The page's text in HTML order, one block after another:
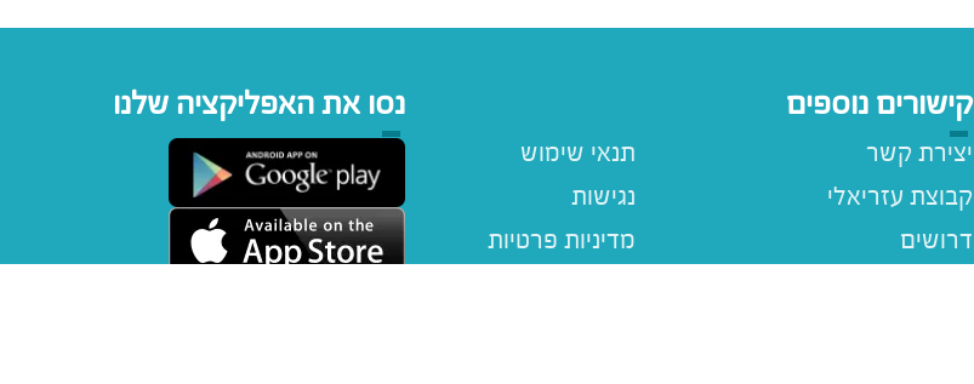
קישורים נוספים
תנאי שימוש
נגישות
מדיניות פרטיות
יצירת קשר
קבוצת עזריאלי
דרושים
נסו את האפליקציה שלנו